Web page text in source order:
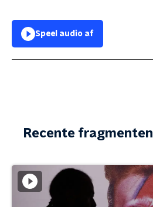
Speel audio af
Recente fragmenten